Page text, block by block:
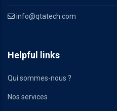
info@qtatech.com
Helpful links
Qui sommes-nous ?
Nos services